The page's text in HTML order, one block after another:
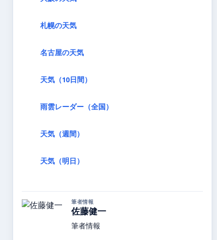
札幌の天気
名古屋の天気
天気（10日間）
雨雲レーダー（全国）
天気（週間）
天気（明日）
筆者情報
佐藤健一
筆者情報